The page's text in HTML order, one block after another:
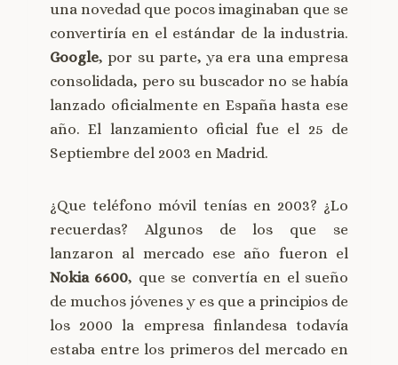
una novedad que pocos imaginaban que se
convertiría en el estándar de la industria.
Google, por su parte, ya era una empresa
consolidada, pero su buscador no se había
lanzado oficialmente en España hasta ese
año. El lanzamiento oficial fue el 25 de
Septiembre del 2003 en Madrid.
¿Que teléfono móvil tenías en 2003? ¿Lo
recuerdas? Algunos de los que se
lanzaron al mercado ese año fueron el
Nokia 6600, que se convertía en el sueño
de muchos jóvenes y es que a principios de
los 2000 la empresa finlandesa todavía
estaba entre los primeros del mercado en